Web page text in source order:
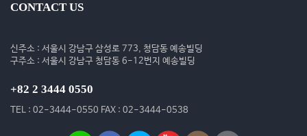
CONTACT US
신주소 : 서울시 강남구 삼성로 773, 청담동 예송빌딩
구주소 : 서울시 강남구 청담동 6-12번지 예송빌딩
+82 2 3444 0550
TEL : 02-3444-0550 FAX : 02-3444-0538